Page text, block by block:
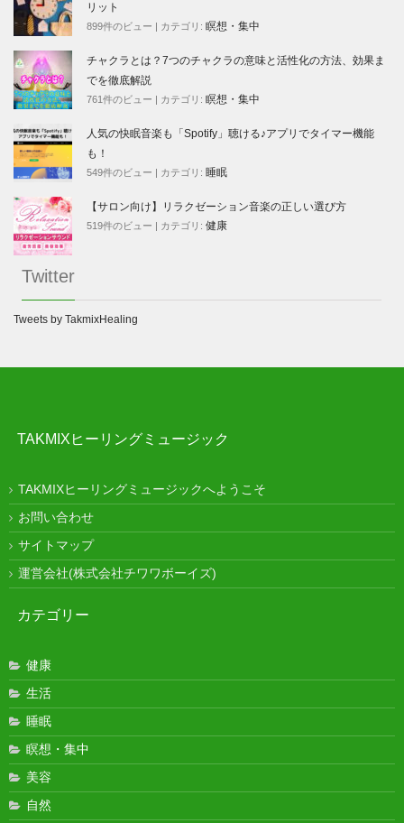
リット
899件のビュー カテゴリ: 瞑想・集中
チャクラとは？7つのチャクラの意味と活性化の方法、効果ま
でを徹底解説
761件のビュー カテゴリ: 瞑想・集中
人気の快眠音楽も「Spotify」聴ける♪アプリでタイマー機能
も！
549件のビュー カテゴリ: 睡眠
【サロン向け】リラクゼーション音楽の正しい選び方
519件のビュー カテゴリ: 健康
Twitter
Tweets by TakmixHealing
TAKMIXヒーリングミュージック
TAKMIXヒーリングミュージックへようこそ
お問い合わせ
サイトマップ
運営会社(株式会社チワワボーイズ)
カテゴリー
健康
生活
睡眠
瞑想・集中
美容
自然